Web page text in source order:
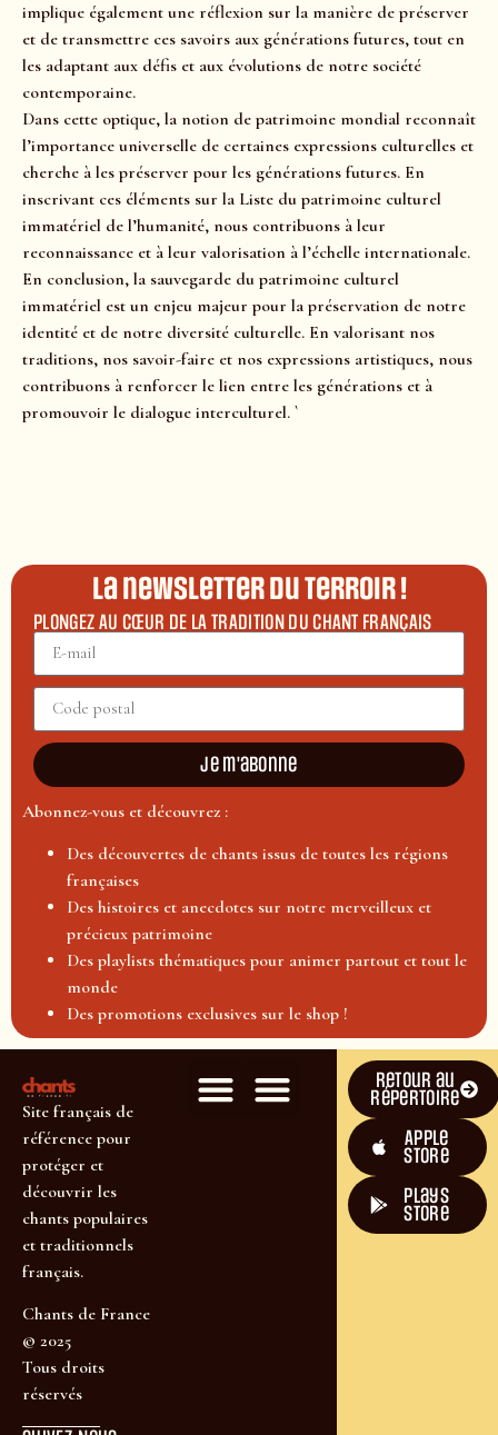
implique également une réflexion sur la manière de préserver
et de transmettre ces savoirs aux générations futures, tout en
les adaptant aux défis et aux évolutions de notre société
contemporaine.
Dans cette optique, la notion de patrimoine mondial reconnaît
l’importance universelle de certaines expressions culturelles et
cherche à les préserver pour les générations futures. En
inscrivant ces éléments sur la Liste du patrimoine culturel
immatériel de l’humanité, nous contribuons à leur
reconnaissance et à leur valorisation à l’échelle internationale.
En conclusion, la sauvegarde du patrimoine culturel
immatériel est un enjeu majeur pour la préservation de notre
identité et de notre diversité culturelle. En valorisant nos
traditions, nos savoir-faire et nos expressions artistiques, nous
contribuons à renforcer le lien entre les générations et à
promouvoir le dialogue interculturel. `
La newsletter du terroir !
PLONGEZ AU CŒUR DE LA TRADITION DU CHANT FRANÇAIS
Je m'abonne
Abonnez-vous et découvrez :
Des découvertes de chants issus de toutes les régions
françaises
Des histoires et anecdotes sur notre merveilleux et
précieux patrimoine
Des playlists thématiques pour animer partout et tout le
monde
Des promotions exclusives sur le shop !
Site français de
référence pour
protéger et
découvrir les
chants populaires
et traditionnels
français.
Chants de France
© 2025
Tous droits
réservés
Retour au
répertoire
Apple
Store
plays
store